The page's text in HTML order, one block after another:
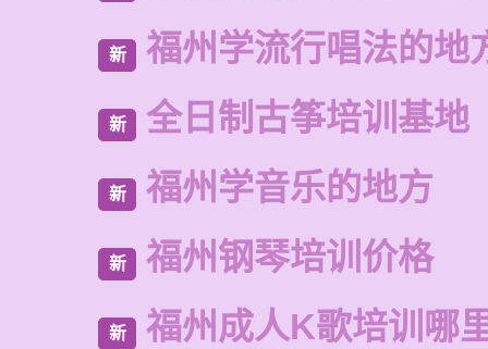
新 福州学流行唱法的地
新 全日制古筝培训基地
新 福州学音乐的地方
新 福州钢琴培训价格
新 福州成人K歌培训哪